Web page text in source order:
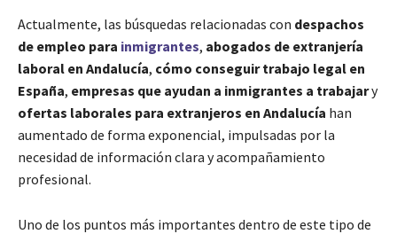
Actualmente, las búsquedas relacionadas con despachos
de empleo para inmigrantes, abogados de extranjería
laboral en Andalucía, cómo conseguir trabajo legal en
España, empresas que ayudan a inmigrantes a trabajary
ofertas laborales para extranjeros en Andalucía han
aumentado de forma exponencial, impulsadas por la
necesidad de información clara y acompañamiento
profesional.
Uno de los puntos más importantes dentro de este tipo de